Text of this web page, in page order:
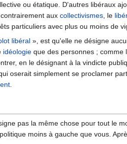
ou étatique. D'autres libéraux
aux collectivismes, le
particuliers avec plus ou moins de
libéral », est qu'elle ne désigne
idéologie que des personnes ; comme
en le désignant à la vindicte
oserait simplement se proclamer
.
pas la même chose pour tout le
moins à gauche que vous.